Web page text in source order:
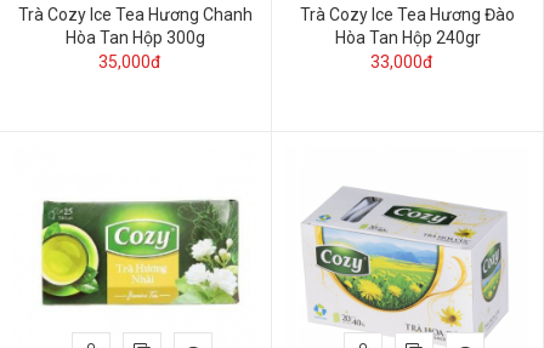
Trà Cozy Ice Tea Hương Chanh
Hòa Tan Hộp 300g
35,000đ
Trà Cozy Ice Tea Hương Đào
Hòa Tan Hộp 240gr
33,000đ